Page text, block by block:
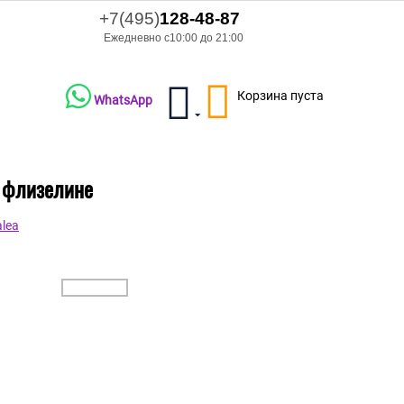
+7(495)128-48-87
Ежедневно с10:00 до 21:00
Корзина пуста
WhatsApp